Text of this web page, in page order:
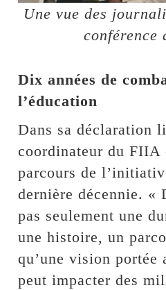
Une vue des
conférence
Dix années de
l’éducation
Dans sa déclaration
coordinateur du FIIA
parcours de
dernière décennie. «
pas seulement une
une histoire, un
qu’une vision portée
peut impacter des